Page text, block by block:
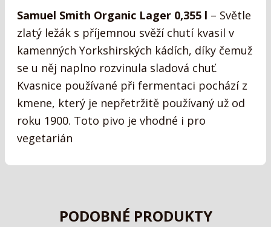
Samuel Smith Organic Lager 0,355 l – Světle
zlatý ležák s příjemnou svěží chutí kvasil v
kamenných Yorkshirských kádích, díky čemuž
se u něj naplno rozvinula sladová chuť.
Kvasnice používané při fermentaci pochází z
kmene, který je nepřetržitě používaný už od
roku 1900. Toto pivo je vhodné i pro
vegetarián
PODOBNÉ PRODUKTY